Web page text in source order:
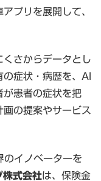
プリを展開して、
くさからデータとし
症状・病歴を、AI
が患者の症状を把
の提案やサービス
イノベーターを
株式会社は、保険金